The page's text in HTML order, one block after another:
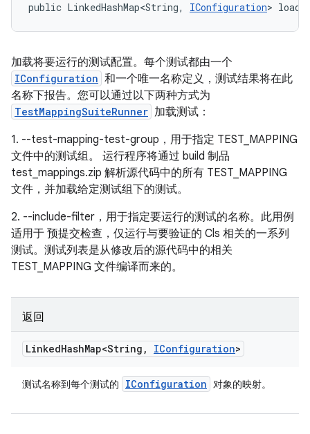
public LinkedHashMap<String, IConfiguration>
加载将要运行的测试配置。每个测试都由一个
IConfiguration 和一个唯一名称定义，测试结果将在此
名称下报告。您可以通过以下两种方式为
TestMappingSuiteRunner 加载测试：
1. --test-mapping-test-group，用于指定 TEST_MAPPING
文件中的测试组。 运行程序将通过 build 制品
test_mappings.zip 解析源代码中的所有 TEST_MAPPING
文件，并加载给定测试组下的测试。
2. --include-filter，用于指定要运行的测试的名称。此用例
适用于 预提交检查，仅运行与要验证的 Cls 相关的一系列
测试。测试列表是从修改后的源代码中的相关
TEST_MAPPING 文件编译而来的。
返回
LinkedHashMap<String , IConfiguration>
测试名称到每个测试的 IConfiguration 对象的映射。